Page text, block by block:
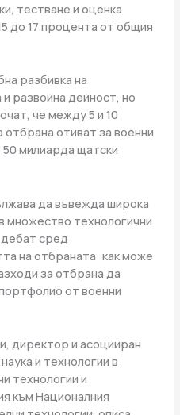
тестване и оценка
до 17 процента от общия
разбивка на
развойна дейност, но
че между 5 и 10
отиват за военни
50 милиарда щатски
да въвежда широка
множество технологични
сред
на отбраната: как може
за отбрана да
от военни
директор и асоцииран
и технологии в
технологии и
към Националния